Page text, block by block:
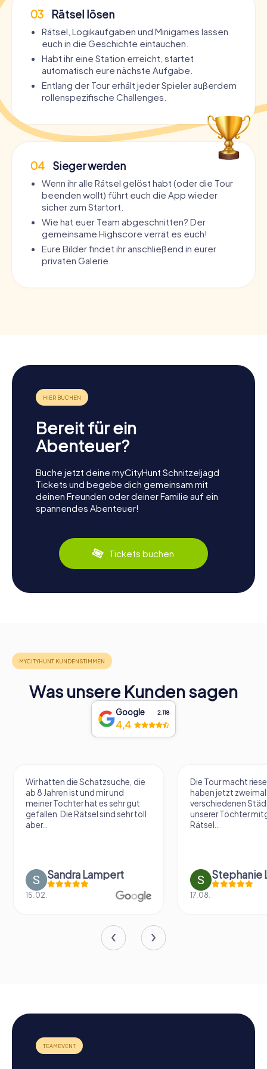
03 Rätsel lösen
Rätsel, Logikaufgaben und Minigames lassen
euch in die Geschichte eintauchen.
Habt ihr eine Station erreicht, startet
automatisch eure nächste Aufgabe.
Entlang der Tour erhält jeder Spieler außerdem
rollenspezifische Challenges.
04 Sieger werden
Wenn ihr alle Rätsel gelöst habt (oder die Tour
beenden wollt) führt euch die App wieder
sicher zum Startort.
Wie hat euer Team abgeschnitten? Der
gemeinsame Highscore verrät es euch!
Eure Bilder findet ihr anschließend in eurer
privaten Galerie.
Bereit für ein
Abenteuer?
Buche jetzt deine myCityHunt Schnitzeljagd
Tickets und begebe dich gemeinsam mit
deinen Freunden oder deiner Familie auf ein
spannendes Abenteuer!
Tickets buchen
Was unsere Kunden sagen
Google 2.118
4,4
Wir hatten die Schatzsuche, die
ab 8 Jahren ist und mir und
meiner Tochter hat es sehr gut
gefallen. Die Rätsel sind sehr toll
aber...
Sandra Lampert
15.02.
Die Tour macht
haben jetzt zweimal
verschiedenen
unserer Töchter
Rätsel...
Stephanie
17.08.